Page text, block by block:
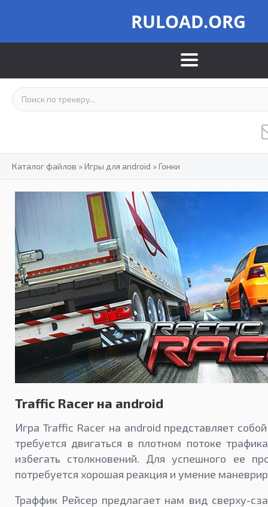
RULOAD.ORG
Каталог файлов »Игры для android »Гонки
Traffic Racer на android
Игра Traffic Racer на android представляет
требуется двигаться в плотном потоке
избегать столкновений. Для успешного ее
потребуется хорошая реакция и умение
Траффик Рейсер предлагает нам вид сверху-